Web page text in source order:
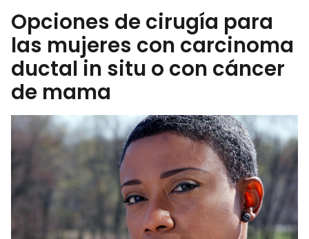
Opciones de cirugía para
las mujeres con carcinoma
ductal in situ o con cáncer
de mama